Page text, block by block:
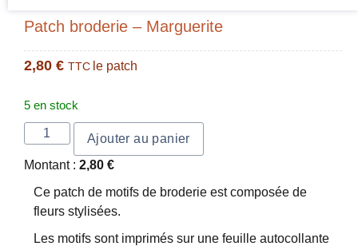
Patch broderie – Marguerite
2,80 € TTC le patch
5 en stock
Ajouter au panier
Montant : 2,80 €
Ce patch de motifs de broderie est composée de
fleurs stylisées.
Les motifs sont imprimés sur une feuille autocollante